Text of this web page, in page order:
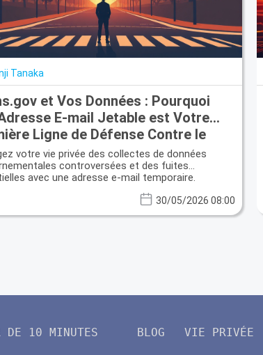
Tanaka
et Vos Données : Pourquoi
E-mail Jetable est Votre
Ligne de Défense Contre le
Numérique
votre vie privée des collectes de données
controversées et des fuites
avec une adresse e-mail temporaire.
30/05/2026 08:00
DE 10 MINUTES BLOG VIE PRIVÉE